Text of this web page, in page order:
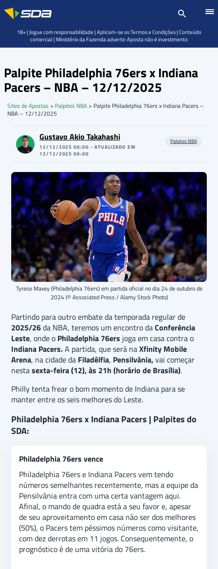
Palpite Philadelphia 76ers x Indiana
Pacers – NBA – 12/12/2025
Sites de Apostas > Palpites NBA > Palpite Philadelphia 76ers x Indiana Pacers –
NBA – 12/12/2025
Gustavo Akio Takahashi
12/12/2025 06:00 - ATUALIZADO EM
12/12/2025 06:00
Palpites NBA
Tyrese Maxey (Philadelphia 76ers) em partida oficial no dia 24 de outubro de
2024 (© Associated Press / Alamy Stock Photo)
Partindo para outro embate da temporada regular de
2025/26da NBA, teremos um encontro daConferência
Leste, onde o Philadelphia 76ers joga em casa contra o
Indiana Pacers.A partida, que será naXfinity Mobile
Arena, na cidade da Filadélfia, Pensilvânia,vai começar
nestasexta-feira (12), às 21h (horário de Brasília).
Philly tenta frear o bom momento de Indiana para se
manter entre os seis melhores do Leste.
Philadelphia 76ers x Indiana Pacers | Palpites do
SDA:
Philadelphia 76ers vence
Philadelphia 76ers e Indiana Pacers vem tendo
números semelhantes recentemente, mas a equipe da
Pensilvânia entra com uma certa vantagem aqui.
Afinal, o mando de quadra está a seu favor e, apesar
de seu aproveitamento em casa não ser dos melhores
(50%), o Pacers tem péssimos números como visitante,
com dez derrotas em 11 jogos. Consequentemente, o
prognóstico é de uma vitória do 76ers.
18+ | Jogue com responsabilidade | Aplicam-se os Termos e Condições | Conteúdo
comercial | Ministério da Fazenda adverte: Aposta não é investimento